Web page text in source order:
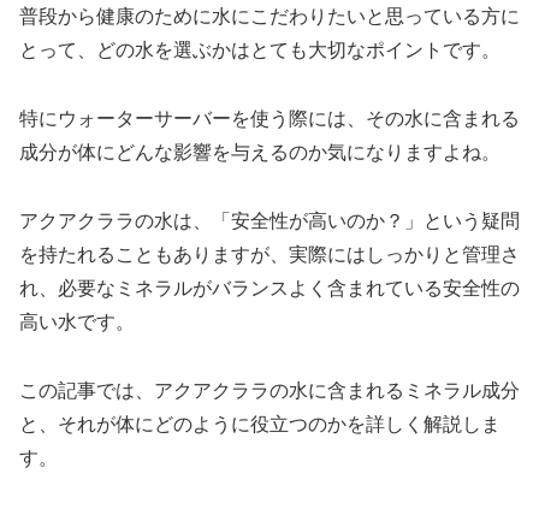
普段から健康のために水にこだわりたいと思っている方に
とって、どの水を選ぶかはとても大切なポイントです。
特にウォーターサーバーを使う際には、その水に含まれる
成分が体にどんな影響を与えるのか気になりますよね。
アクアクララの水は、「安全性が高いのか？」という疑問
を持たれることもありますが、実際にはしっかりと管理さ
れ、必要なミネラルがバランスよく含まれている安全性の
高い水です。
この記事では、アクアクララの水に含まれるミネラル成分
と、それが体にどのように役立つのかを詳しく解説しま
す。